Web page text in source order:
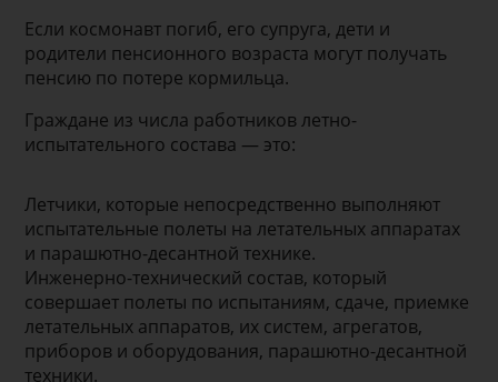
Если космонавт погиб, его супруга, дети и
родители пенсионного возраста могут получать
пенсию по потере кормильца.
Граждане из числа работников летно-
испытательного состава — это:
Летчики, которые непосредственно выполняют
испытательные полеты на летательных аппаратах
и парашютно-десантной технике.
Инженерно-технический состав, который
совершает полеты по испытаниям, сдаче, приемке
летательных аппаратов, их систем, агрегатов,
приборов и оборудования, парашютно-десантной
техники.